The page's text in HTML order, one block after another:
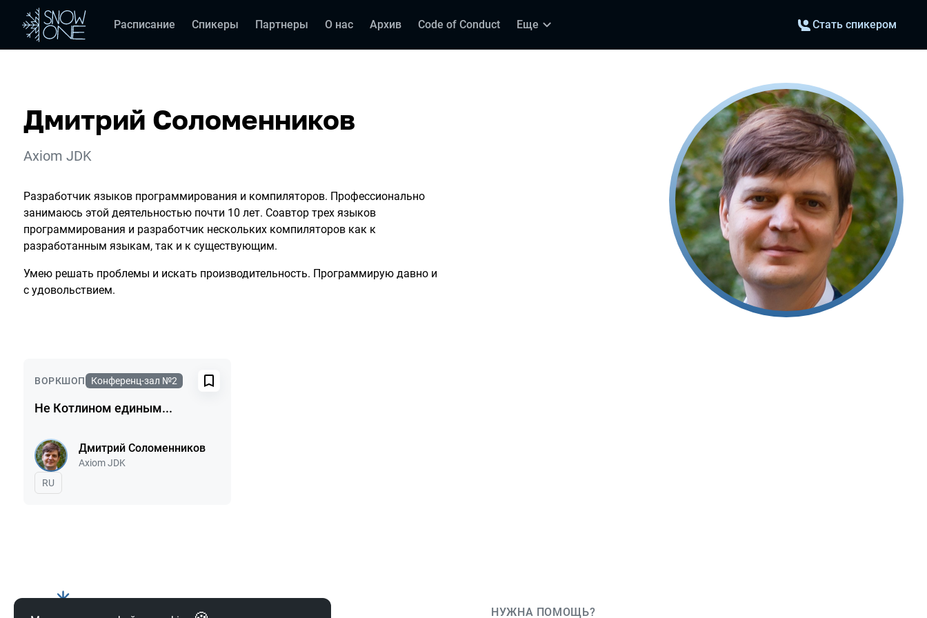
Расписание Спикеры Партнеры О нас Архив Code of Conduct Еще Стать спикером
Дмитрий Соломенников
Компания:
Axiom JDK
Разработчик языков программирования и компиляторов. Профессионально
занимаюсь этой деятельностью почти 10 лет. Соавтор трех языков
программирования и разработчик нескольких компиляторов как к
разработанным языкам, так и к существующим.
Умею решать проблемы и искать производительность. Программирую давно и
с удовольствием.
Выступления в сезоне 2026
ВОРКШОП Конференц-зал №2
Не Котлином единым...
Дмитрий Соломенников
Компания:
Axiom JDK
На русском языке
RU
НУЖНА ПОМОЩЬ?